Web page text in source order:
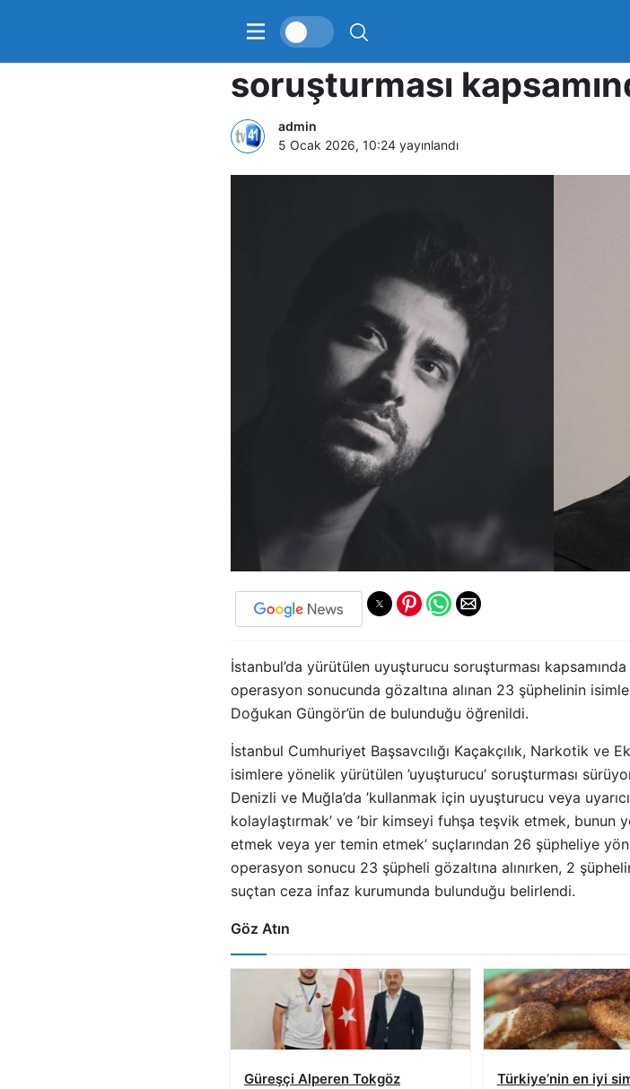
Oyuncu Doğukan
soruşturması
admin
5 Ocak 2026, 10:24 yayınlandı
İstanbul’da yürütülen uyuşturucu soruşturması
operasyon sonucunda gözaltına alınan 23 şüphelinin
Doğukan Güngör’ün de bulunduğu öğrenildi.
İstanbul Cumhuriyet Başsavcılığı Kaçakçılık, Narkotik ve
isimlere yönelik yürütülen ’uyuşturucu’ soruşturması
Denizli ve Muğla’da ’kullanmak için uyuşturucu veya
kolaylaştırmak’ ve ’bir kimseyi fuhşa teşvik etmek, bunun
etmek veya yer temin etmek’ suçlarından 26 şüpheliye
operasyon sonucu 23 şüpheli gözaltına alınırken, 2
suçtan ceza infaz kurumunda bulunduğu belirlendi.
Göz Atın
Güreşçi Alperen Tokgöz
Türkiye’nin en iyi